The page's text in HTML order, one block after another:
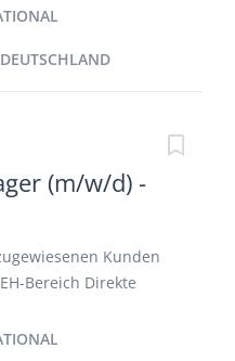
Prozesskosten
der
regelmäßigen
Bedarfsanalyse durch
Erstellung und
des
genaue Beobachtung
der
Stärkung der
(m/w/d) -
Kunden
Bereich Direkte
Aktivitäten im